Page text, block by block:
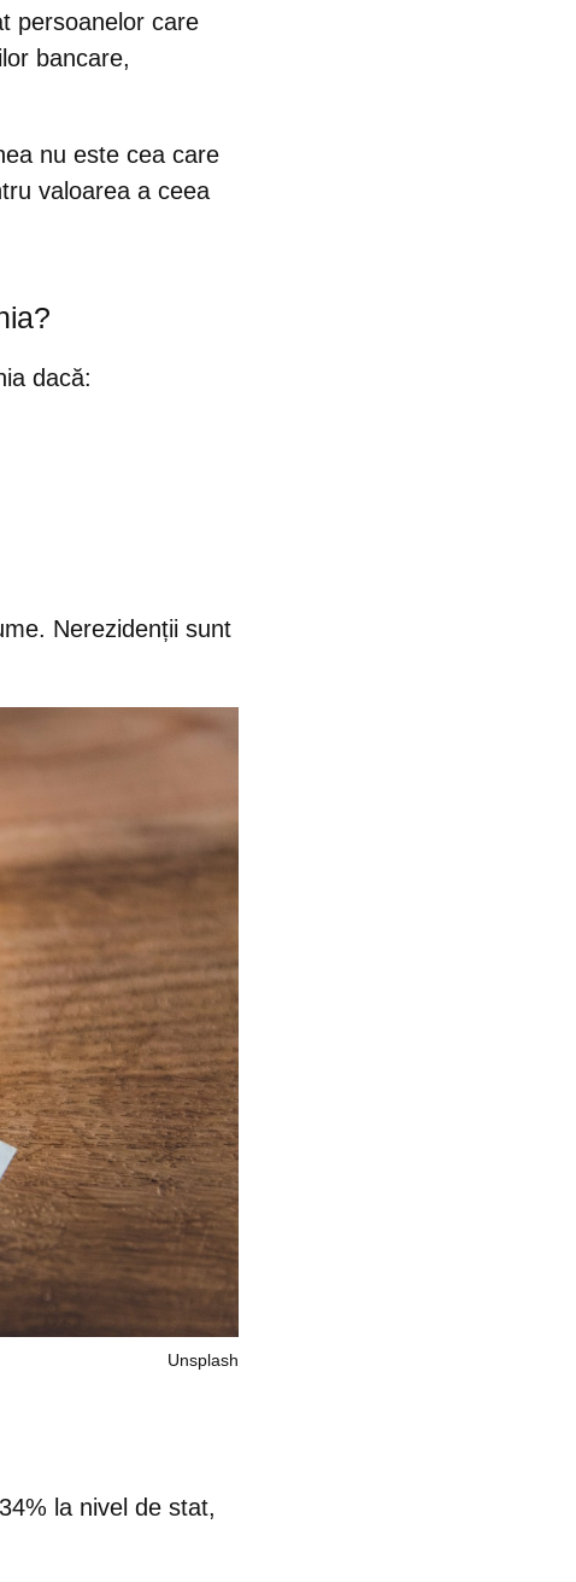
persoanelor care
bancare,
nu este cea care
valoarea a ceea
dacă:
Nerezidenții sunt
Unsplash
la nivel de stat,